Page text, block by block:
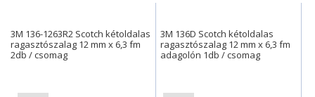
3M 136-1263R2 Scotch kétoldalas
ragasztószalag 12 mm x 6,3 fm
2db / csomag
3M 136D Scotch kétoldalas
ragasztószalag 12 mm x 6,3 fm
adagolón 1db / csomag